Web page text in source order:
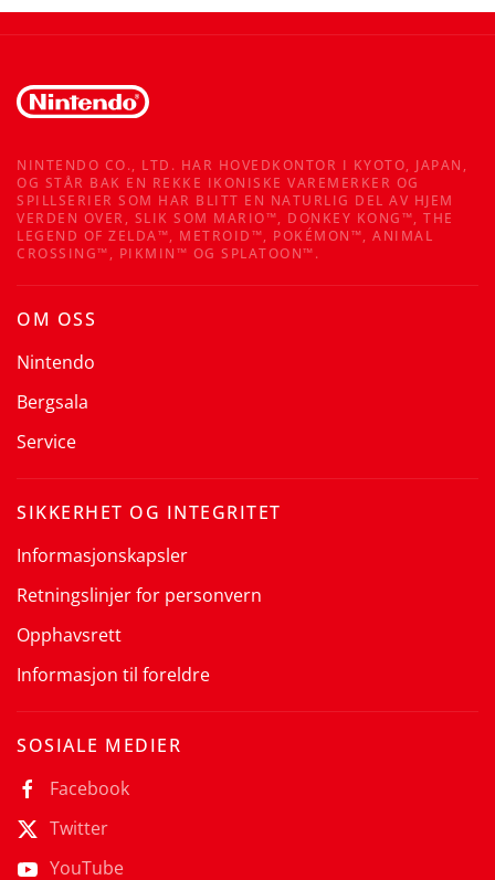
NINTENDO CO., LTD. HAR HOVEDKONTOR I KYOTO, JAPAN,
OG STÅR BAK EN REKKE IKONISKE VAREMERKER OG
SPILLSERIER SOM HAR BLITT EN NATURLIG DEL AV HJEM
VERDEN OVER, SLIK SOM MARIO™, DONKEY KONG™, THE
LEGEND OF ZELDA™, METROID™, POKÉMON™, ANIMAL
CROSSING™, PIKMIN™ OG SPLATOON™.
OM OSS
Nintendo
Bergsala
Service
SIKKERHET OG INTEGRITET
Informasjonskapsler
Retningslinjer for personvern
Opphavsrett
Informasjon til foreldre
SOSIALE MEDIER
Facebook
Twitter
YouTube